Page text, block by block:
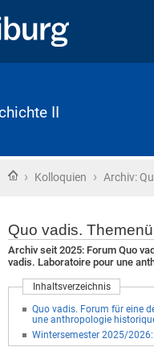
II
Startseite
› Kolloquien › Archiv:
Quo vadis.
Archiv seit 2025: Forum Quo
vadis. Laboratoire pour une
Inhaltsverzeichnis
Quo vadis. Forum für eine
une anthropologie
Wintersemester 2025/2026: